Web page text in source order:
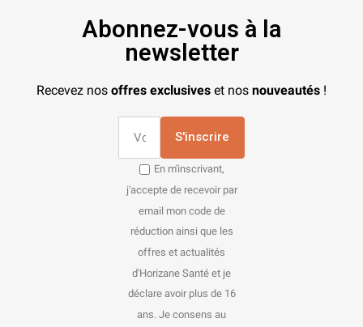
Abonnez-vous à la
newsletter
Recevez nos offres exclusives et nos nouveautés !
S'inscrire
En m'inscrivant,
j'accepte de recevoir par
email mon code de
réduction ainsi que les
offres et actualités
d'Horizane Santé et je
déclare avoir plus de 16
ans. Je consens au